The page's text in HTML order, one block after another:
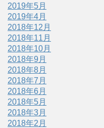
2019年5月
2019年4月
2018年12月
2018年11月
2018年10月
2018年9月
2018年8月
2018年7月
2018年6月
2018年5月
2018年3月
2018年2月